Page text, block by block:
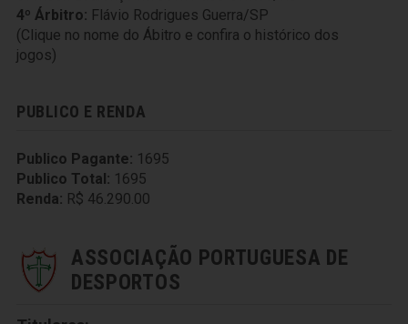
4º Árbitro: Flávio Rodrigues Guerra/SP
(Clique no nome do Ábitro e confira o histórico dos
jogos)
PUBLICO E RENDA
Publico Pagante: 1695
Publico Total: 1695
Renda: R$ 46.290.00
ASSOCIAÇÃO PORTUGUESA DE
DESPORTOS